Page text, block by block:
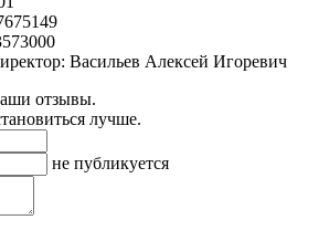
Васильев Алексей Игоревич
отзывы.
лучше.
не публикуется